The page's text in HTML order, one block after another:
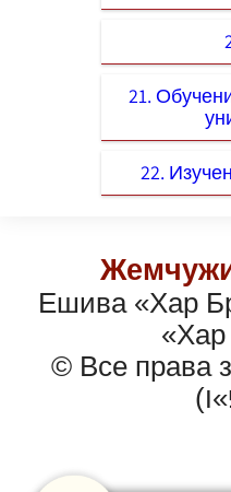
21.
22.
Ешива «Хар
© Все права